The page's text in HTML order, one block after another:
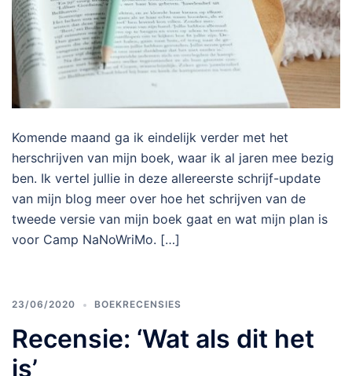
Komende maand ga ik eindelijk verder met het
herschrijven van mijn boek, waar ik al jaren mee bezig
ben. Ik vertel jullie in deze allereerste schrijf-update
van mijn blog meer over hoe het schrijven van de
tweede versie van mijn boek gaat en wat mijn plan is
voor Camp NaNoWriMo. […]
23/06/2020 BOEKRECENSIES
Recensie: ‘Wat als dit het
is’